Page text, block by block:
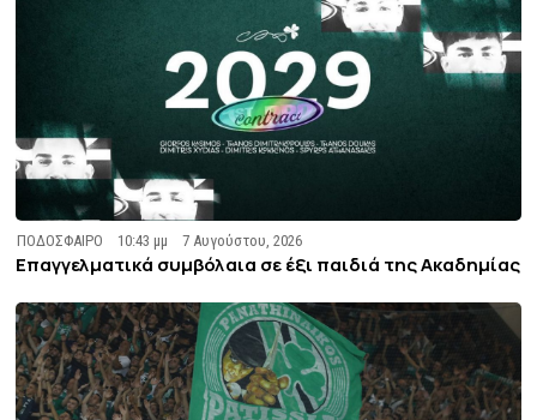
ΠΟΔΟΣΦΑΙΡΟ 10:43 μμ 7 Αυγούστου, 2026
Επαγγελματικά συμβόλαια σε έξι παιδιά της Ακαδημίας